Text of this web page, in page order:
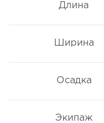
Длина
Ширина
Осадка
Экипаж